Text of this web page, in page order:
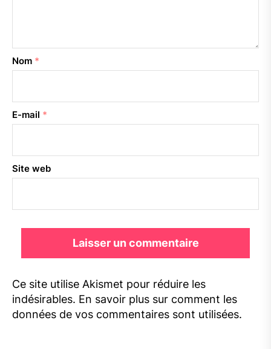
Nom *
E-mail *
Site web
Ce site utilise Akismet pour réduire les
indésirables. En savoir plus sur comment les
données de vos commentaires sont utilisées.